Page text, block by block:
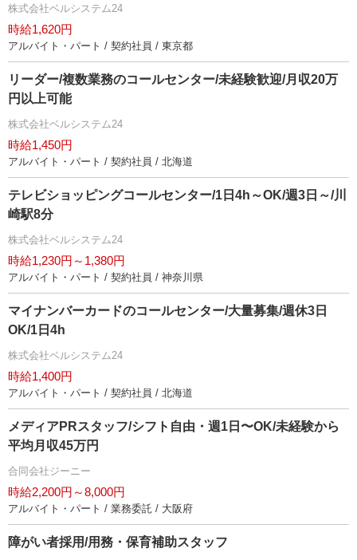
株式会社ベルシステム24
時給1,620円
アルバイト・パート / 契約社員 / 東京都
リーダー/複数業務のコールセンター/未経験歓迎/月収20万
円以上可能
株式会社ベルシステム24
時給1,450円
アルバイト・パート / 契約社員 / 北海道
テレビショッピングコールセンター/1日4h～OK/週3日～/川
崎駅8分
株式会社ベルシステム24
時給1,230円～1,380円
アルバイト・パート / 契約社員 / 神奈川県
マイナンバーカードのコールセンター/大量募集/週休3日
OK/1日4h
株式会社ベルシステム24
時給1,400円
アルバイト・パート / 契約社員 / 北海道
メディアPRスタッフ/シフト自由・週1日〜OK/未経験から
平均月収45万円
合同会社ジーニー
時給2,200円～8,000円
アルバイト・パート / 業務委託 / 大阪府
障がい者採用/用務・保育補助スタッフ